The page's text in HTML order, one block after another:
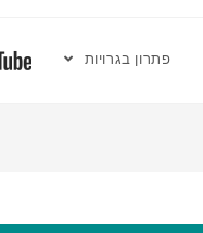
פתרון בגרויות